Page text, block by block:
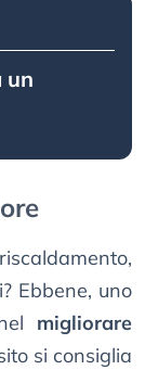
un
Ebbene, uno
migliorare
si consiglia